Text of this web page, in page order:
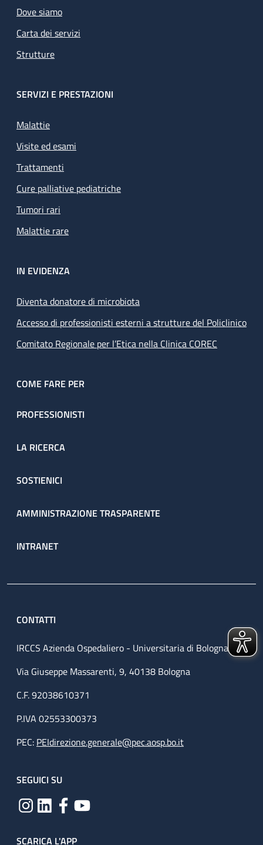
Dove siamo
Carta dei servizi
Strutture
SERVIZI E PRESTAZIONI
Malattie
Visite ed esami
Trattamenti
Cure palliative pediatriche
Tumori rari
Malattie rare
IN EVIDENZA
Diventa donatore di microbiota
Accesso di professionisti esterni a strutture del Policlinico
Comitato Regionale per l’Etica nella Clinica COREC
COME FARE PER
PROFESSIONISTI
LA RICERCA
SOSTIENICI
AMMINISTRAZIONE TRASPARENTE
INTRANET
CONTATTI
IRCCS Azienda Ospedaliero - Universitaria di Bologna
Via Giuseppe Massarenti, 9, 40138 Bologna
C.F. 92038610371
P.IVA 02553300373
PEC: PEIdirezione.generale@pec.aosp.bo.it
SEGUICI SU
SCARICA L'APP